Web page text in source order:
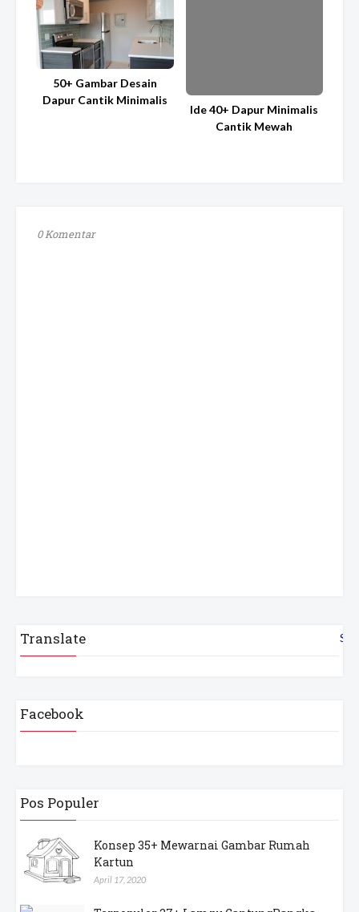
50+ Gambar Desain
Dapur Cantik Minimalis
Ide 40+ Dapur Minimalis
Cantik Mewah
0 Komentar
Translate
Facebook
Pos Populer
Konsep 35+ Mewarnai Gambar Rumah
Kartun
April 17, 2020